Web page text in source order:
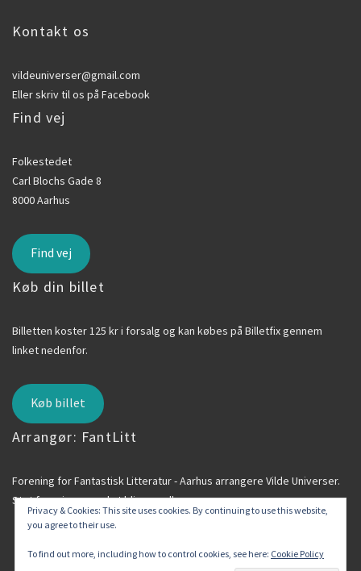
Kontakt os
vildeuniverser@gmail.com
Eller skriv til os på Facebook
Find vej
Folkestedet
Carl Blochs Gade 8
8000 Aarhus
Find vej
Køb din billet
Billetten koster 125 kr i forsalg og kan købes på Billetfix gennem
linket nedenfor.
Køb billet
Arrangør: FantLitt
Forening for Fantastisk Litteratur - Aarhus arrangere Vilde Universer.
Støt foreningen ved at blive medlem.
Bliv medlem af FantLitt
Privacy & Cookies: This site uses cookies. By continuing to use this website,
you agree to their use.
To find out more, including how to control cookies, see here: Cookie Policy